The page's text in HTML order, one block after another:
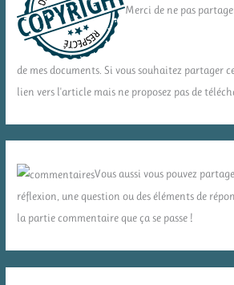
Merci de ne pas
de mes documents. Si vous souhaitez partager
lien vers l'article mais ne proposez pas de
Vous aussi vous pouvez
réflexion, une question ou des éléments de
la partie commentaire que ça se passe !